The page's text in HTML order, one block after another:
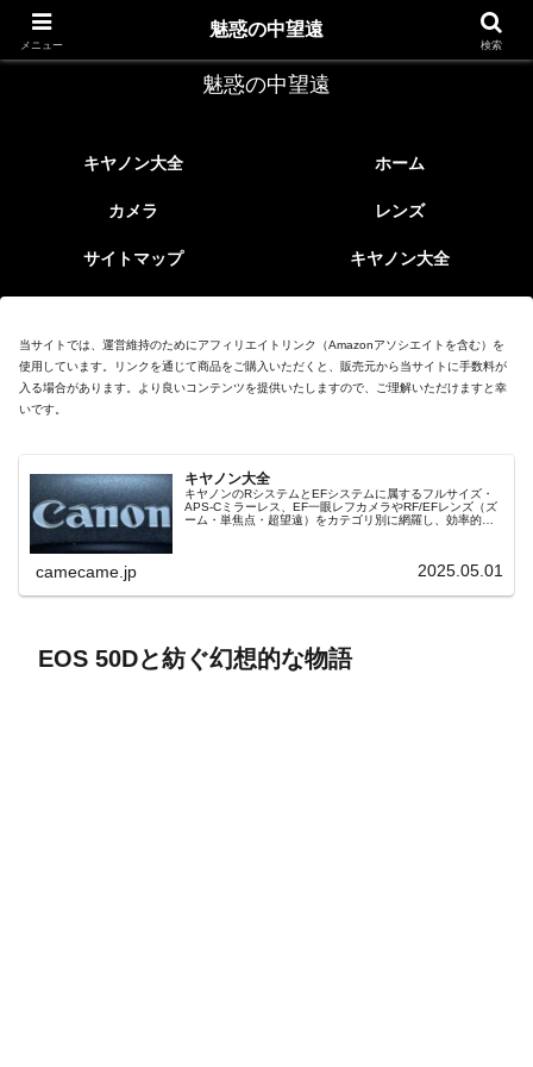
レトロなEFレンズ
魅惑の中望遠
キヤノン大全 ホーム
カメラ レンズ
サイトマップ キヤノン大全
当サイトでは、運営維持のためにアフィリエイトリンク（Amazonアソシエイトを含む）を
使用しています。リンクを通じて商品をご購入いただくと、販売元から当サイトに手数料が
入る場合があります。より良いコンテンツを提供いたしますので、ご理解いただけますと幸
いです。
キヤノン大全
キヤノンのRシステムとEFシステムに属するフルサイズ・
APS-Cミラーレス、EF一眼レフカメラやRF/EFレンズ（ズ
ーム・単焦点・超望遠）をカテゴリ別に網羅し、効率的に
camecame.jp 2025.05.01
EOS 50Dと紡ぐ幻想的な物語
メニュー
魅惑の中望遠
検索